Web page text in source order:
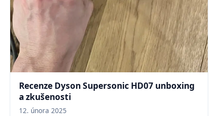
Recenze Dyson Supersonic HD07 unboxing
a zkušenosti
12. února 2025